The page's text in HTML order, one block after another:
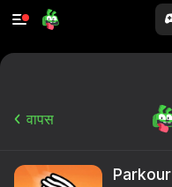
वापस
Parkour